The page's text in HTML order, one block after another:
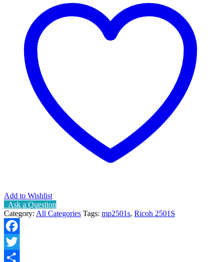
Add to Wishlist
Ask a Question
Category: All Categories Tags: mp2501s, Ricoh 2501S
Facebook
Twitter